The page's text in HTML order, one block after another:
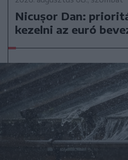
Nicușor Dan:
kezelni az euró